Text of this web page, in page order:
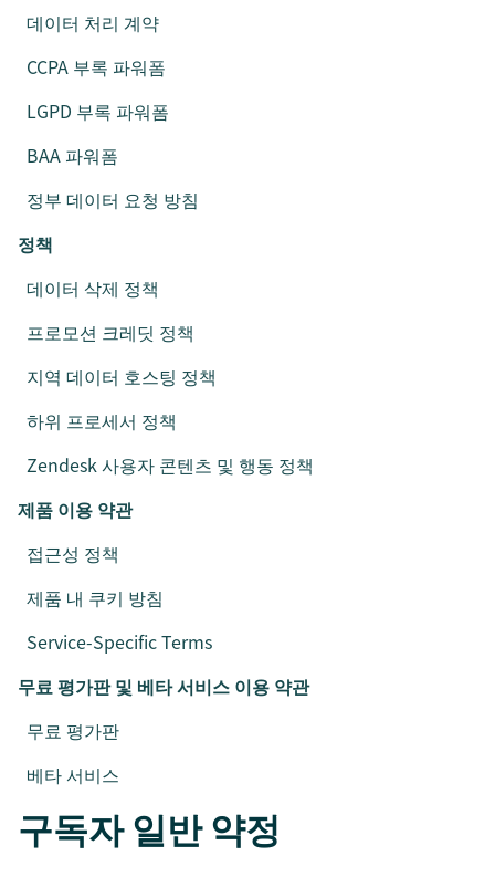
데이터 처리 계약
CCPA 부록 파워폼
LGPD 부록 파워폼
BAA 파워폼
정부 데이터 요청 방침
정책
데이터 삭제 정책
프로모션 크레딧 정책
지역 데이터 호스팅 정책
하위 프로세서 정책
Zendesk 사용자 콘텐츠 및 행동 정책
제품 이용 약관
접근성 정책
제품 내 쿠키 방침
Service-Specific Terms
무료 평가판 및 베타 서비스 이용 약관
무료 평가판
베타 서비스
구독자 일반 약정